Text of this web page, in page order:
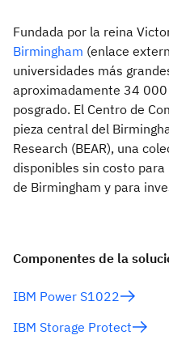
Fundada por la reina
Birmingham (enlace
universidades más
aproximadamente 34
posgrado. El Centro de
pieza central del
Research (BEAR), una
disponibles sin costo
de Birmingham y para
Componentes de la
IBM Power S1022
IBM Storage Protect